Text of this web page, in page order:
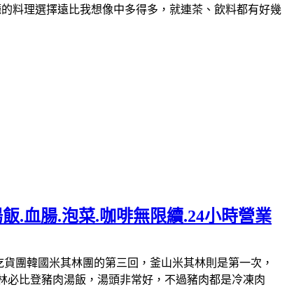
料理選擇遠比我想像中多得多，就連茶、飲料都有好幾
.血腸.泡菜.咖啡無限續.24小時營業
貨團韓國米其林團的第三回，釜山米其林則是第一次，
必比登豬肉湯飯，湯頭非常好，不過豬肉都是冷凍肉